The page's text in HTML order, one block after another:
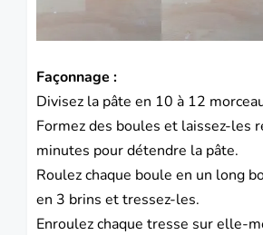
Façonnage :
Divisez la pâte en 10 à 12
Formez des boules et laissez-les
minutes pour détendre la pâte.
Roulez chaque boule en un long
en 3 brins et tressez-les.
Enroulez chaque tresse sur elle-